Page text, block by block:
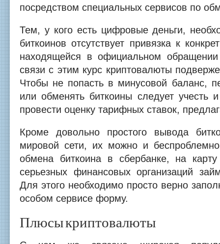
посредством специальных сервисов по
Тем, у кого есть цифровые деньги,
биткоинов отсутствует привязка к
находящейся в официальном
связи с этим курс криптовалюты
Чтобы не попасть в минусовой баланс,
или обменять биткоины следует учесть
провести оценку тарифных ставок,
Кроме довольно простого вывода
мировой сети, их можно и
обмена биткоина в сбербанке, на
серьезных финансовых организаций
Для этого необходимо просто верно
особом сервисе форму.
Плюсы криптовалюты